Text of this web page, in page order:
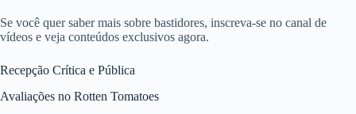
Se você quer saber mais sobre bastidores, inscreva-se no canal de
vídeos e veja conteúdos exclusivos agora.
Recepção Crítica e Pública
Avaliações no Rotten Tomatoes